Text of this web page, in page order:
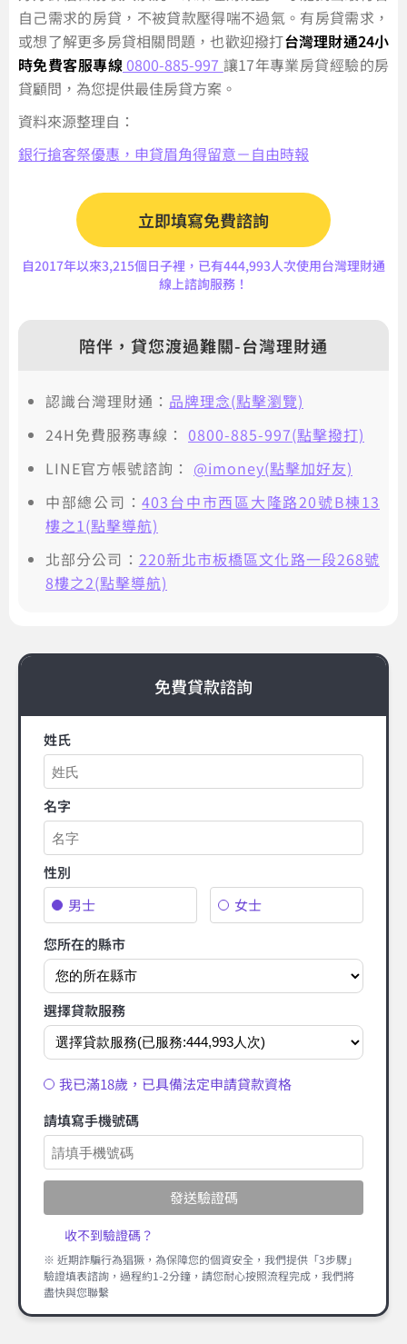
自己需求的房貸，不被貸款壓得喘不過氣。有房貸需求，
或想了解更多房貸相關問題，也歡迎撥打台灣理財通24小
時免費客服專線0800-885-997 讓17年專業房貸經驗的房
貸顧問，為您提供最佳房貸方案。
資料來源整理自：
銀行搶客祭優惠，申貸眉角得留意－自由時報
立即填寫免費諮詢
自2017年以來3,215個日子裡，已有444,993人次使用台灣理財通
線上諮詢服務！
陪伴，貸您渡過難關-台灣理財通
認識台灣理財通： 品牌理念(點擊瀏覽)
24H免費服務專線： 0800-885-997(點擊撥打)
LINE官方帳號諮詢： @imoney(點擊加好友)
中部總公司：403台中市西區大隆路20號B棟13
樓之1(點擊導航)
北部分公司： 220新北市板橋區文化路一段268號
8樓之2(點擊導航)
免費貸款諮詢
姓氏
名字
性別
男士
女士
您所在的縣市
選擇貸款服務
我已滿18歲，已具備法定申請貸款資格
請填寫手機號碼
發送驗證碼
收不到驗證碼？
※ 近期詐騙行為猖獗，為保障您的個資安全，我們提供「3步驟」
驗證填表諮詢，過程約1-2分鐘，請您耐心按照流程完成，我們將
盡快與您聯繫